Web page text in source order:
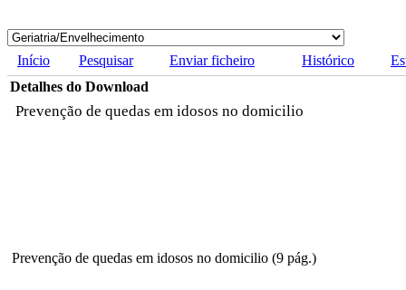
Início Pesquisar Enviar ficheiro Histórico
Detalhes do Download
Prevenção de quedas em idosos no domicilio
Prevenção de quedas em idosos no domicilio (9 pág.)